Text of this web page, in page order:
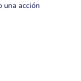
una acción